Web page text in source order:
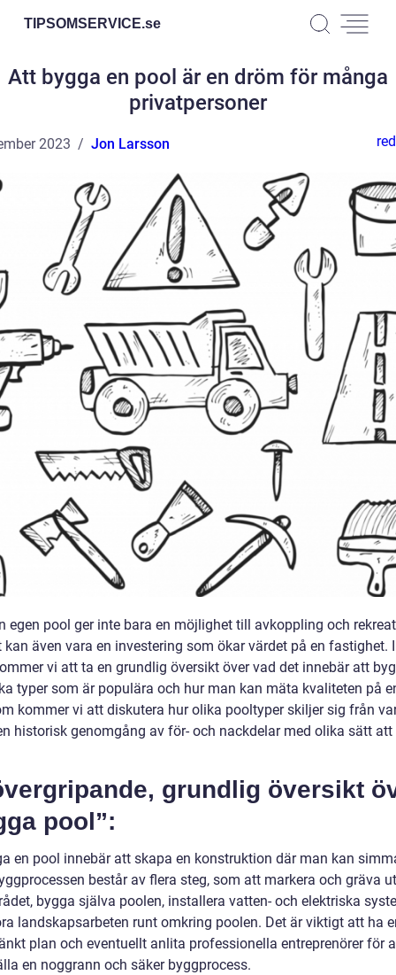
TIPSOMSERVICE.se
Att bygga en pool är en dröm för många
privatpersoner
2023 Jon Larsson
egen pool ger inte bara en möjlighet till avkoppling och
kan även vara en investering som ökar värdet på en fastighet.
vi att ta en grundlig översikt över vad det innebär att
typer som är populära och hur man kan mäta kvaliteten på
kommer vi att diskutera hur olika pooltyper skiljer sig från
historisk genomgång av för- och nackdelar med olika sätt
grundlig översikt
pool”:
en pool innebär att skapa en konstruktion där man kan
består av flera steg, som att markera och gräva ut
bygga själva poolen, installera vatten- och elektriska
landskapsarbeten runt omkring poolen. Det är viktigt att ha
plan och eventuellt anlita professionella entreprenörer för
en noggrann och säker byggprocess.